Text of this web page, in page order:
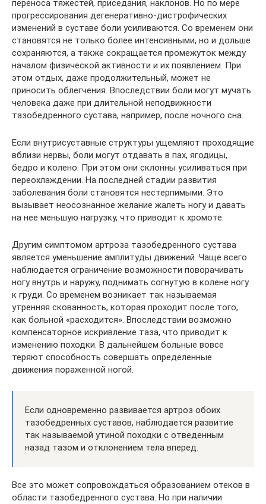
переноса тяжестей, приседания, наклонов. Но по мере
прогрессирования дегенеративно-дистрофических
изменений в суставе боли усиливаются. Со временем они
становятся не только более интенсивными, но и дольше
сохраняются, а также сокращается промежуток между
началом физической активности и их появлением. При
этом отдых, даже продолжительный, может не
приносить облегчения. Впоследствии боли могут мучать
человека даже при длительной неподвижности
тазобедренного сустава, например, после ночного сна.
Если внутрисуставные структуры ущемляют проходящие
вблизи нервы, боли могут отдавать в пах, ягодицы,
бедро и колено. При этом они склонны усиливаться при
переохлаждении. На последней стадии развития
заболевания боли становятся нестерпимыми. Это
вызывает неосознанное желание жалеть ногу и давать
на нее меньшую нагрузку, что приводит к хромоте.
Другим симптомом артроза тазобедренного сустава
является уменьшение амплитуды движений. Чаще всего
наблюдается ограничение возможности поворачивать
ногу внутрь и наружу, поднимать согнутую в колене ногу
к груди. Со временем возникает так называемая
утренняя скованность, которая проходит после того,
как больной «расходится». Впоследствии возможно
компенсаторное искривление таза, что приводит к
изменению походки. В дальнейшем больные вовсе
теряют способность совершать определенные
движения пораженной ногой.
Если одновременно развивается артроз обоих
тазобедренных суставов, наблюдается развитие
так называемой утиной походки с отведенным
назад тазом и отклонением тела вперед.
Все это может сопровождаться образованием отеков в
области тазобедренного сустава. Но при наличии